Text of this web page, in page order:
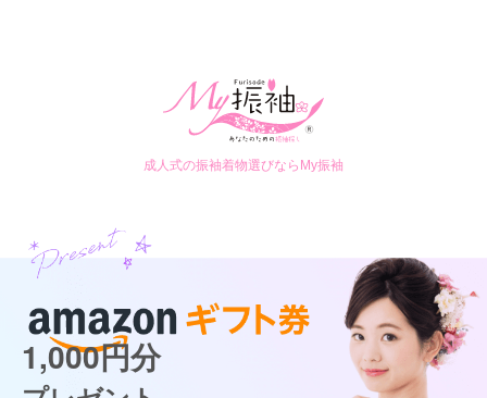
成人式の振袖着物選びならMy振袖
1,000円分